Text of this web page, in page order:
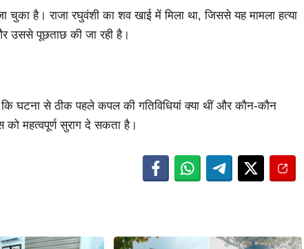
है। राजा रघुवंशी का शव खाई में मिला था, जिससे यह मामला हत्या
उससे पूछताछ की जा रही है।
कि घटना से ठीक पहले कपल की गतिविधियां क्या थीं और कौन-कौन
महत्वपूर्ण सुराग दे सकता है।